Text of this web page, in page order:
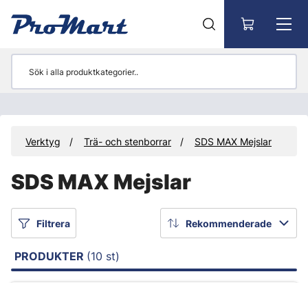
Verktyg Trä- och stenborrar SDS MAX Mejslar
SDS MAX Mejslar
Filtrera Rekommenderade
PRODUKTER (10 st)